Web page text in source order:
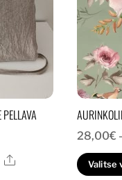
Ale
28,00€
Valitse